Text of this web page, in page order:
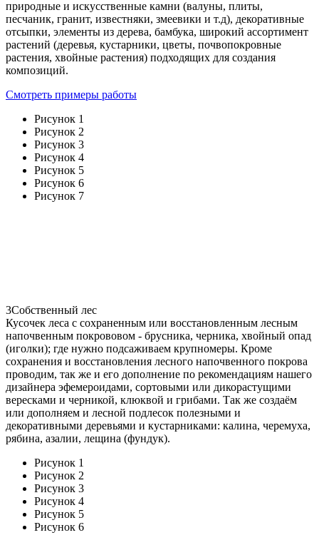
природные и искусственные камни (валуны, плиты,
песчаник, гранит, известняки, змеевики и т.д), декоративные
отсыпки, элементы из дерева, бамбука, широкий ассортимент
растений (деревья, кустарники, цветы, почвопокровные
растения, хвойные растения) подходящих для создания
композиций.
Смотреть примеры работы
Рисунок 1
Рисунок 2
Рисунок 3
Рисунок 4
Рисунок 5
Рисунок 6
Рисунок 7
3Собственный лес
Кусочек леса с сохраненным или восстановленным лесным
напочвенным покрововом - брусника, черника, хвойный опад
(иголки); где нужно подсаживаем крупномеры. Кроме
сохранения и восстановления лесного напочвенного покрова
проводим, так же и его дополнение по рекомендациям нашего
дизайнера эфемероидами, сортовыми или дикорастущими
вересками и черникой, клюквой и грибами. Так же создаём
или дополняем и лесной подлесок полезными и
декоративными деревьями и кустарниками: калина, черемуха,
рябина, азалии, лещина (фундук).
Рисунок 1
Рисунок 2
Рисунок 3
Рисунок 4
Рисунок 5
Рисунок 6